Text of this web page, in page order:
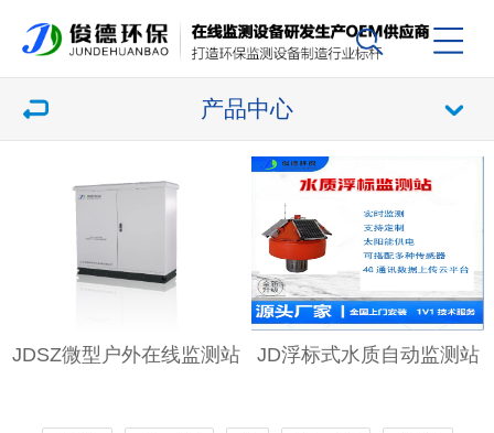
产品中心
JDSZ微型户外在线监测站 JD浮标式水质自动监测站